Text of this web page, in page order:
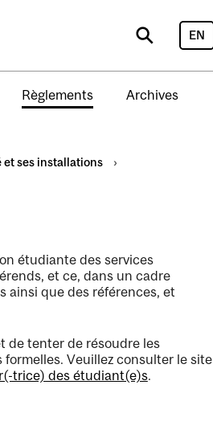
Search
EN
Règlements Archives
et ses installations
›
étudiante des services
et ce, dans un cadre
ainsi que des références, et
de tenter de résoudre les
Veuillez consulter le site
trice) des étudiant(e)s.